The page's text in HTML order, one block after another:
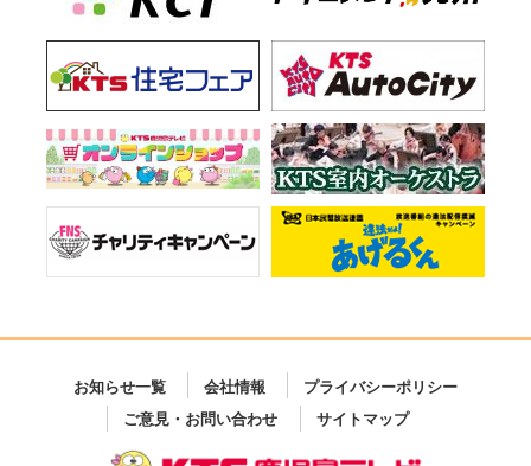
お知らせ一覧 会社情報
プライバシーポリシー
ご意見・お問い合わせ
サイトマップ